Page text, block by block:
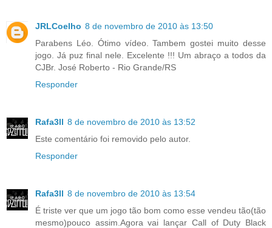
JRLCoelho 8 de novembro de 2010 às 13:50
Parabens Léo. Ótimo vídeo. Tambem gostei muito desse
jogo. Já puz final nele. Excelente !!! Um abraço a todos da
CJBr. José Roberto - Rio Grande/RS
Responder
Rafa3ll 8 de novembro de 2010 às 13:52
Este comentário foi removido pelo autor.
Responder
Rafa3ll 8 de novembro de 2010 às 13:54
É triste ver que um jogo tão bom como esse vendeu tão(tão
mesmo)pouco assim.Agora vai lançar Call of Duty Black